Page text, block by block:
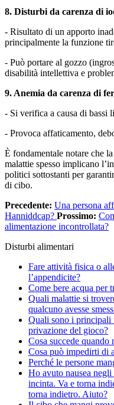
8. Disturbi da carenza di
- Risultato di un apporto
principalmente la funzione
- Può portare al gozzo
disabilità intellettiva e
9. Anemia da carenza di
- Si verifica a causa di bassi
- Provoca affaticamento,
È fondamentale notare che
malattie spesso implicano
politici sottostanti per
di cibo.
Precedente: Una persona
Hanniddcap? Prossimo:
alimentazione incontrollata?
Disturbi alimentari
Fare attività fisica o
l’appendicite?
Come bere acqua per
Quali malattie si
qualcuno avesse
Quali sono i principali
privazione del gioco?
Cosa succede quando
Cosa può impedirti di
Perché le persone
Ho avuto nausea
incinta. Va e torna
torna indietro. Aiuto?